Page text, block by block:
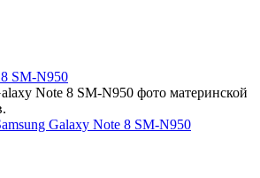
SM-N950
Note 8 SM-N950 фото материнской
Galaxy Note 8 SM-N950